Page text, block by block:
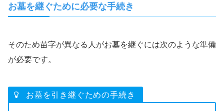
お墓を継ぐために必要な手続き
そのため苗字が異なる人がお墓を継ぐには次のような準備
が必要です。
お墓を引き継ぐための手続き